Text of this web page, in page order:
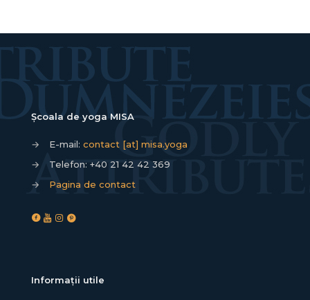
Școala de yoga MISA
→ E-mail: contact [at] misa.yoga
→
Telefon: +40 21 42 42 369
→
Pagina de contact
Informații utile